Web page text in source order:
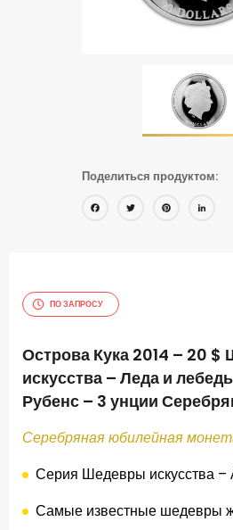
Поделиться продуктом:
Facebook
Twitter
ПО ЗАПРОСУ
Острова Кука 2014 – 20
искусства – Леда и
Рубенс – 3 унции
Серебряная юбилейная
Серия Шедевры искусства –
Самые известные шедевры